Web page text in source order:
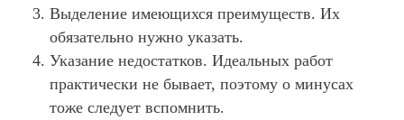
Выделение имеющихся преимуществ. Их
обязательно нужно указать.
Указание недостатков. Идеальных работ
практически не бывает, поэтому о минусах
тоже следует вспомнить.